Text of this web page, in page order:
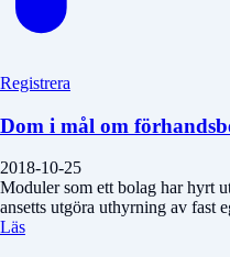
Registrera
Dom i mål om
2018-10-25
Moduler som ett bolag har hyrt
ansetts utgöra uthyrning av fast
Läs